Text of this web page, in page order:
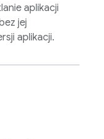
aplikacji
jej
aplikacji.